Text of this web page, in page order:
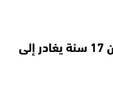
المنتخب الوطني لأقل من 17 سنة يغادر إلى